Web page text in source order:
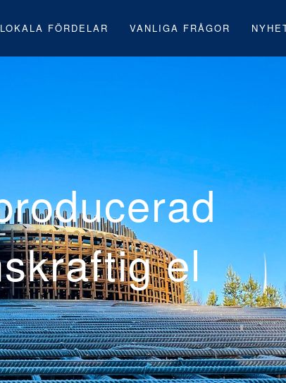
LOKALA FÖRDELAR VANLIGA FRÅGOR
Neoens
vindpark